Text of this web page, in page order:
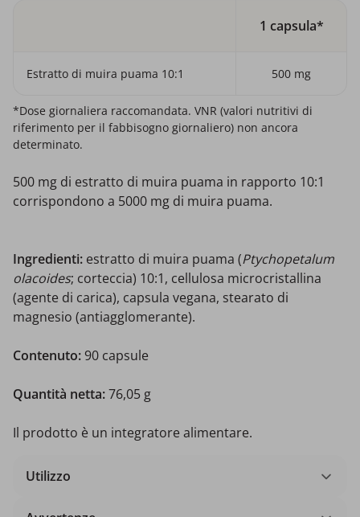
1 capsula*
Estratto di muira puama 10:1 500 mg
*Dose giornaliera raccomandata. VNR (valori nutritivi di
riferimento per il fabbisogno giornaliero) non ancora
determinato.
500 mg di estratto di muira puama in rapporto 10:1
corrispondono a 5000 mg di muira puama.
Ingredienti: estratto di muira puama (Ptychopetalum
olacoides; corteccia) 10:1, cellulosa microcristallina
(agente di carica), capsula vegana, stearato di
magnesio (antiagglomerante).
Contenuto:90 capsule
Quantità netta:76,05 g
Il prodotto è un integratore alimentare.
Utilizzo